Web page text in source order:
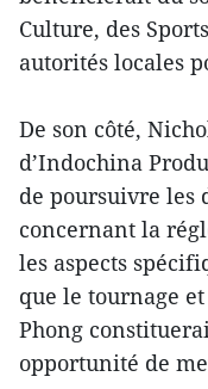
Culture, des
autorités locales
De son côté,
d’Indochina
de poursuivre les
concernant la
les aspects
que le tournage
Phong
opportunité de